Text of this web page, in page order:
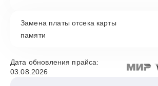
Замена платы отсека карты
памяти
Дата обновления прайса:
03.08.2026